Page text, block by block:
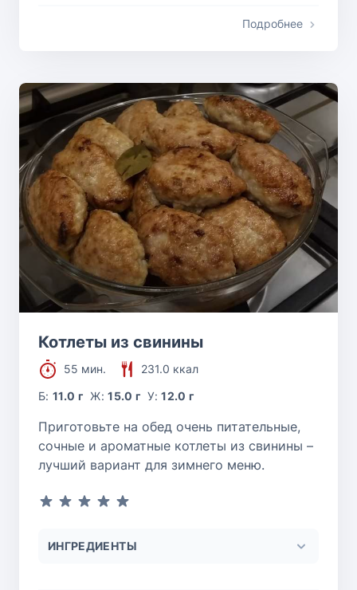
Подробнее
Котлеты из свинины
55 мин.
231.0 ккал
Б:11.0 г Ж:15.0 г У:12.0 г
Приготовьте на обед очень питательные,
сочные и ароматные котлеты из свинины –
лучший вариант для зимнего меню.
ИНГРЕДИЕНТЫ